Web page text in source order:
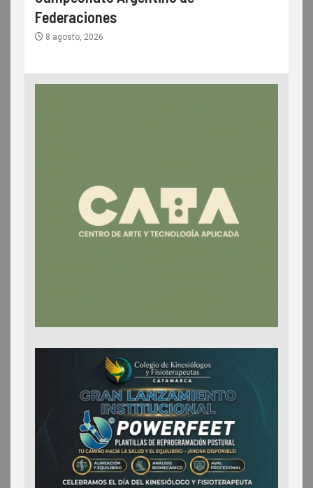
Federaciones
8 agosto, 2026